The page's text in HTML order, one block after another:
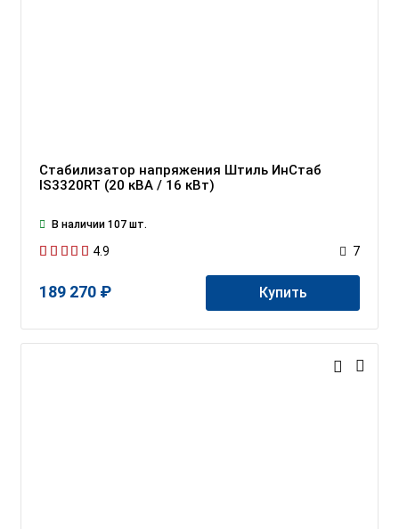
Стабилизатор напряжения Штиль ИнСтаб
IS3320RT (20 кВА / 16 кВт)
В наличии 107 шт.
4.9 7
189 270 ₽ Купить